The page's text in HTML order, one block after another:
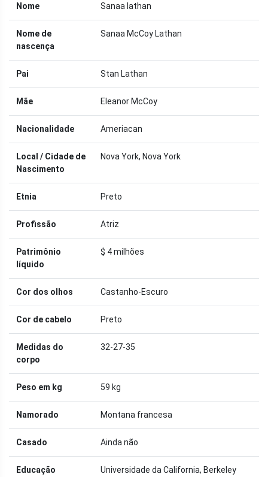
Nome Sanaa lathan
Nome de
nascença
Sanaa McCoy Lathan
Pai Stan Lathan
Mãe Eleanor McCoy
Nacionalidade Ameriacan
Local / Cidade de
Nascimento
Nova York, Nova York
Etnia Preto
Profissão Atriz
Patrimônio
líquido
$ 4 milhões
Cor dos olhos Castanho-Escuro
Cor de cabelo Preto
Medidas do
corpo
32-27-35
Peso em kg 59 kg
Namorado Montana francesa
Casado Ainda não
Educação Universidade da California, Berkeley